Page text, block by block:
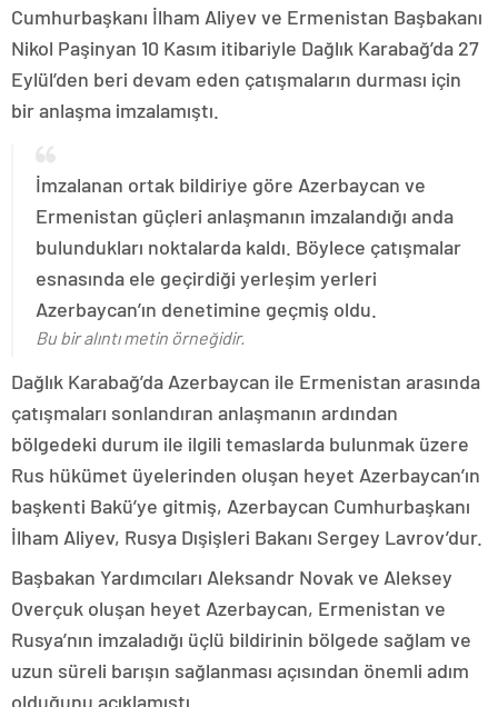
Cumhurbaşkanı İlham Aliyev ve Ermenistan Başbakanı
Nikol Paşinyan 10 Kasım itibariyle Dağlık Karabağ’da 27
Eylül’den beri devam eden çatışmaların durması için
bir anlaşma imzalamıştı.
İmzalanan ortak bildiriye göre Azerbaycan ve
Ermenistan güçleri anlaşmanın imzalandığı anda
bulundukları noktalarda kaldı. Böylece çatışmalar
esnasında ele geçirdiği yerleşim yerleri
Azerbaycan’ın denetimine geçmiş oldu.
Bu bir alıntı metin örneğidir.
Dağlık Karabağ’da Azerbaycan ile Ermenistan arasında
çatışmaları sonlandıran anlaşmanın ardından
bölgedeki durum ile ilgili temaslarda bulunmak üzere
Rus hükümet üyelerinden oluşan heyet Azerbaycan’ın
başkenti Bakü’ye gitmiş, Azerbaycan Cumhurbaşkanı
İlham Aliyev, Rusya Dışişleri Bakanı Sergey Lavrov’dur.
Başbakan Yardımcıları Aleksandr Novak ve Aleksey
Overçuk oluşan heyet Azerbaycan, Ermenistan ve
Rusya’nın imzaladığı üçlü bildirinin bölgede sağlam ve
uzun süreli barışın sağlanması açısından önemli adım
olduğunu açıklamıştı.